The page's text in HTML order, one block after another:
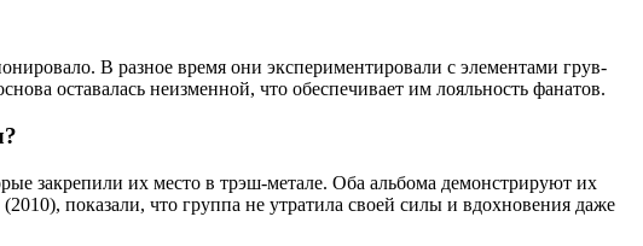
В разное время они экспериментировали с элементами грув-
оставалась неизменной, что обеспечивает им лояльность фанатов.
закрепили их место в трэш-метале. Оба альбома демонстрируют их
показали, что группа не утратила своей силы и вдохновения даже